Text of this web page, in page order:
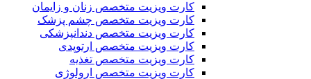
کارت ویزیت متخصص زنان و زایمان
کارت ویزیت متخصص چشم پزشک
کارت ویزیت متخصص دندانپزشکی
کارت ویزیت متخصص ارتوپدی
کارت ویزیت متخصص تغذیه
کارت ویزیت متخصص ارولوژی